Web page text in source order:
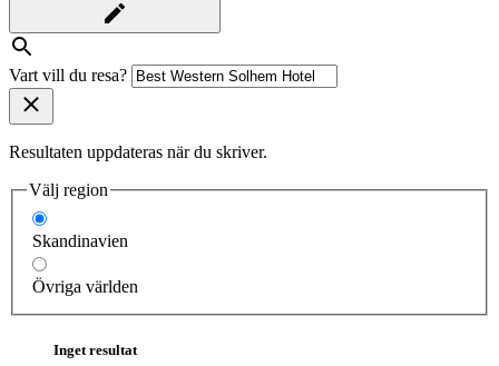
Vart vill du resa?
Resultaten uppdateras när du skriver.
Välj region
Skandinavien
Övriga världen
Inget resultat